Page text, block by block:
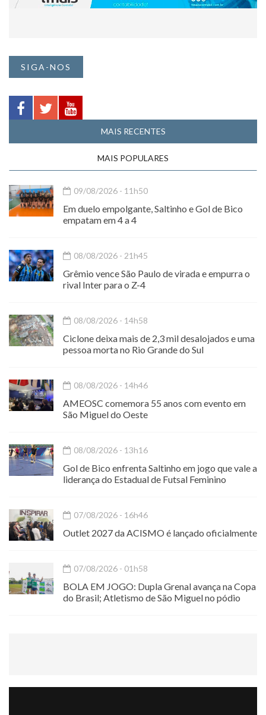
SIGA-NOS
MAIS RECENTES
MAIS POPULARES
09/08/2026 - 11h50
Em duelo empolgante, Saltinho e Gol de Bico
empatam em 4 a 4
08/08/2026 - 21h45
Grêmio vence São Paulo de virada e empurra o
rival Inter para o Z-4
08/08/2026 - 14h58
Ciclone deixa mais de 2,3 mil desalojados e uma
pessoa morta no Rio Grande do Sul
08/08/2026 - 14h46
AMEOSC comemora 55 anos com evento em
São Miguel do Oeste
08/08/2026 - 13h16
Gol de Bico enfrenta Saltinho em jogo que vale a
liderança do Estadual de Futsal Feminino
07/08/2026 - 16h46
Outlet 2027 da ACISMO é lançado oficialmente
07/08/2026 - 01h58
BOLA EM JOGO: Dupla Grenal avança na Copa
do Brasil; Atletismo de São Miguel no pódio